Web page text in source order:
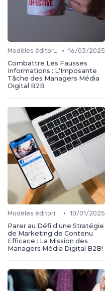
Modèles éditoriaux • 16/03/2025
Combattre Les Fausses
Informations : L'Imposante
Tâche des Managers Média
Digital B2B
Modèles éditoriaux • 10/01/2025
Parer au Défi d'une Stratégie
de Marketing de Contenu
Efficace : La Mission des
Managers Média Digital B2B!